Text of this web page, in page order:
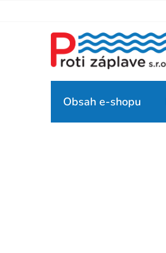
Obsah e-shopu